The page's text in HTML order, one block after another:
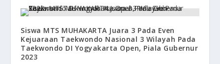
Siswa MTS MUHAKARTA Juara 3 Pada Even
Kejuaraan Taekwondo Nasional 3 Wilayah Pada
Taekwondo DI Yogyakarta Open, Piala Gubernur
2023